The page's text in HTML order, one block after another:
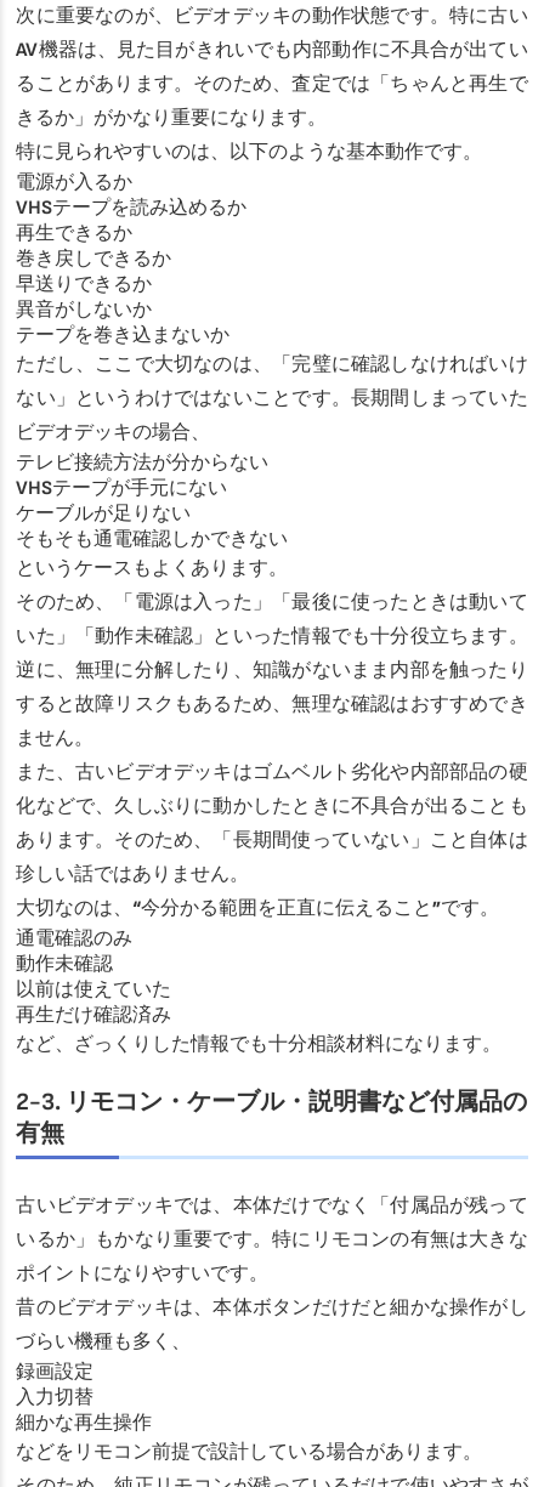
次に重要なのが、ビデオデッキの動作状態です。特に古い
AV機器は、見た目がきれいでも内部動作に不具合が出てい
ることがあります。そのため、査定では「ちゃんと再生で
きるか」がかなり重要になります。
特に見られやすいのは、以下のような基本動作です。
電源が入るか
VHSテープを読み込めるか
再生できるか
巻き戻しできるか
早送りできるか
異音がしないか
テープを巻き込まないか
ただし、ここで大切なのは、「完璧に確認しなければいけ
ない」というわけではないことです。長期間しまっていた
ビデオデッキの場合、
テレビ接続方法が分からない
VHSテープが手元にない
ケーブルが足りない
そもそも通電確認しかできない
というケースもよくあります。
そのため、「電源は入った」「最後に使ったときは動いて
いた」「動作未確認」といった情報でも十分役立ちます。
逆に、無理に分解したり、知識がないまま内部を触ったり
すると故障リスクもあるため、無理な確認はおすすめでき
ません。
また、古いビデオデッキはゴムベルト劣化や内部部品の硬
化などで、久しぶりに動かしたときに不具合が出ることも
あります。そのため、「長期間使っていない」こと自体は
珍しい話ではありません。
大切なのは、“今分かる範囲を正直に伝えること”です。
通電確認のみ
動作未確認
以前は使えていた
再生だけ確認済み
など、ざっくりした情報でも十分相談材料になります。
2-3. リモコン・ケーブル・説明書など付属品の
有無
古いビデオデッキでは、本体だけでなく「付属品が残って
いるか」もかなり重要です。特にリモコンの有無は大きな
ポイントになりやすいです。
昔のビデオデッキは、本体ボタンだけだと細かな操作がし
づらい機種も多く、
録画設定
入力切替
細かな再生操作
などをリモコン前提で設計している場合があります。